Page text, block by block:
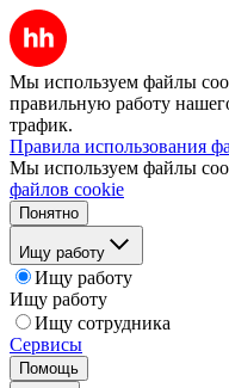
Мы используем файлы
правильную работу
трафик.
Правила использования
Мы используем файлы
файлов cookie
Понятно
Ищу работу
Ищу работу
Ищу работу
Ищу сотрудника
Сервисы
Помощь